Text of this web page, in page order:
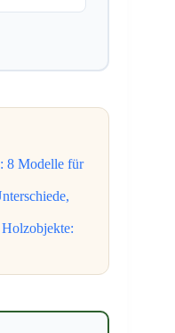
8 Modelle für